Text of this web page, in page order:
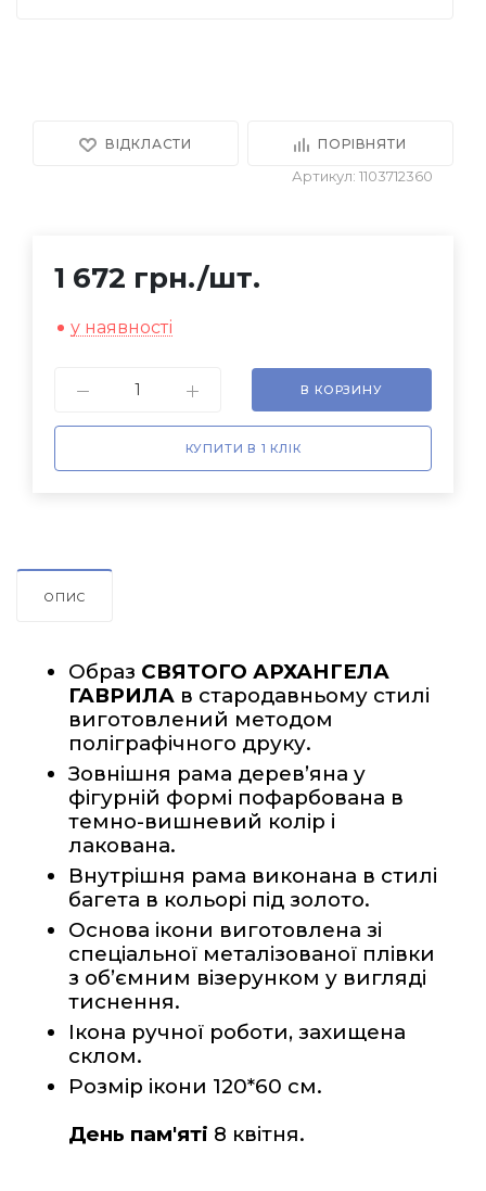
ВІДКЛАСТИ ПОРІВНЯТИ
Артикул: 1103712360
1 672 грн./шт.
у наявності
В КОРЗИНУ
КУПИТИ В 1 КЛІК
ОПИС
Образ СВЯТОГО АРХАНГЕЛА
ГАВРИЛА в стародавньому стилі
виготовлений методом
поліграфічного друку.
Зовнішня рама дерев’яна у
фігурній формі пофарбована в
темно-вишневий колір і
лакована.
Внутрішня рама виконана в стилі
багета в кольорі під золото.
Основа ікони виготовлена зі
спеціальної металізованої плівки
з об’ємним візерунком у вигляді
тиснення.
Ікона ручної роботи, захищена
склом.
Розмір ікони 120*60 см.
День пам'яті 8 квітня.